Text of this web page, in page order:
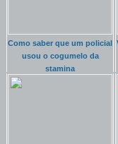
Como saber que um policial
usou o cogumelo da
stamina